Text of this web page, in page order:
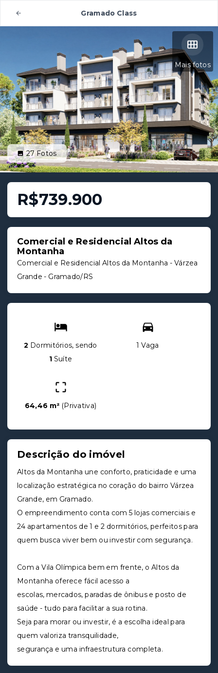
Gramado Class
Mais fotos
27Fotos
R$739.900
Comercial e Residencial Altos da
Montanha
Comercial e Residencial Altos da Montanha - Várzea
Grande - Gramado/RS
2 Dormitórios, sendo
1 Suíte
1 Vaga
64,46 m² (Privativa)
Descrição do imóvel
Altos da Montanha une conforto, praticidade e uma
localização estratégica no coração do bairro Várzea
Grande, em Gramado.
O empreendimento conta com 5 lojas comerciais e
24 apartamentos de 1 e 2 dormitórios, perfeitos para
quem busca viver bem ou investir com segurança.
Com a Vila Olímpica bem em frente, o Altos da
Montanha oferece fácil acesso a
escolas, mercados, paradas de ônibus e posto de
saúde - tudo para facilitar a sua rotina.
Seja para morar ou investir, é a escolha ideal para
quem valoriza transquilidade,
segurança e uma infraestrutura completa.